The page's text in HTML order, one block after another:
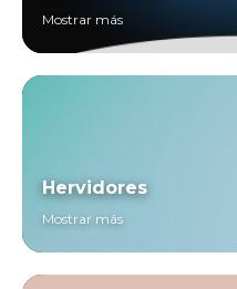
Mostrar más
Hervidores
Mostrar más